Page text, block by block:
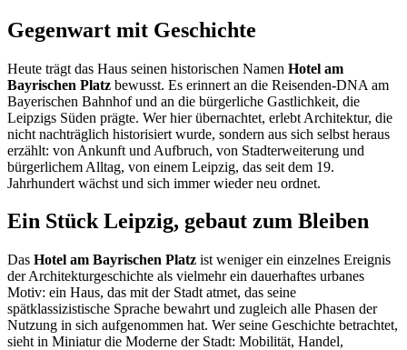
Gegenwart mit Geschichte
Heute trägt das Haus seinen historischen Namen Hotel am
Bayrischen Platz bewusst. Es erinnert an die Reisenden-DNA am
Bayerischen Bahnhof und an die bürgerliche Gastlichkeit, die
Leipzigs Süden prägte. Wer hier übernachtet, erlebt Architektur, die
nicht nachträglich historisiert wurde, sondern aus sich selbst heraus
erzählt: von Ankunft und Aufbruch, von Stadterweiterung und
bürgerlichem Alltag, von einem Leipzig, das seit dem 19.
Jahrhundert wächst und sich immer wieder neu ordnet.
Ein Stück Leipzig, gebaut zum Bleiben
Das Hotel am Bayrischen Platz ist weniger ein einzelnes Ereignis
der Architekturgeschichte als vielmehr ein dauerhaftes urbanes
Motiv: ein Haus, das mit der Stadt atmet, das seine
spätklassizistische Sprache bewahrt und zugleich alle Phasen der
Nutzung in sich aufgenommen hat. Wer seine Geschichte betrachtet,
sieht in Miniatur die Moderne der Stadt: Mobilität, Handel,